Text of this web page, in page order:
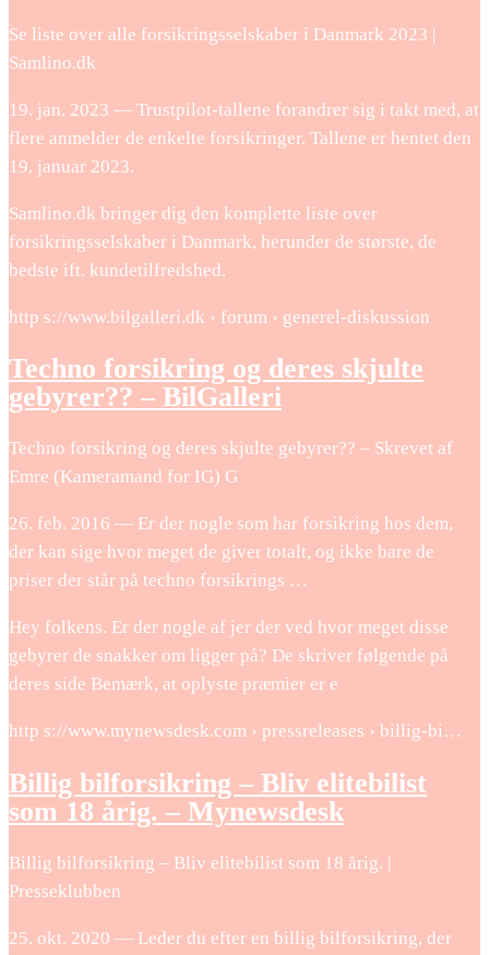
Se liste over alle forsikringsselskaber i Danmark 2023 |
Samlino.dk
19. jan. 2023 — Trustpilot-tallene forandrer sig i takt med, at
flere anmelder de enkelte forsikringer. Tallene er hentet den
19. januar 2023.
Samlino.dk bringer dig den komplette liste over
forsikringsselskaber i Danmark, herunder de største, de
bedste ift. kundetilfredshed.
http s://www.bilgalleri.dk › forum › generel-diskussion
Techno forsikring og deres skjulte
gebyrer?? – BilGalleri
Techno forsikring og deres skjulte gebyrer?? – Skrevet af
Emre (Kameramand for IG) G
26. feb. 2016 — Er der nogle som har forsikring hos dem,
der kan sige hvor meget de giver totalt, og ikke bare de
priser der står på techno forsikrings …
Hey folkens. Er der nogle af jer der ved hvor meget disse
gebyrer de snakker om ligger på? De skriver følgende på
deres side Bemærk, at oplyste præmier er e
http s://www.mynewsdesk.com › pressreleases › billig-bi…
Billig bilforsikring – Bliv elitebilist
som 18 årig. – Mynewsdesk
Billig bilforsikring – Bliv elitebilist som 18 årig. |
Presseklubben
25. okt. 2020 — Leder du efter en billig bilforsikring, der